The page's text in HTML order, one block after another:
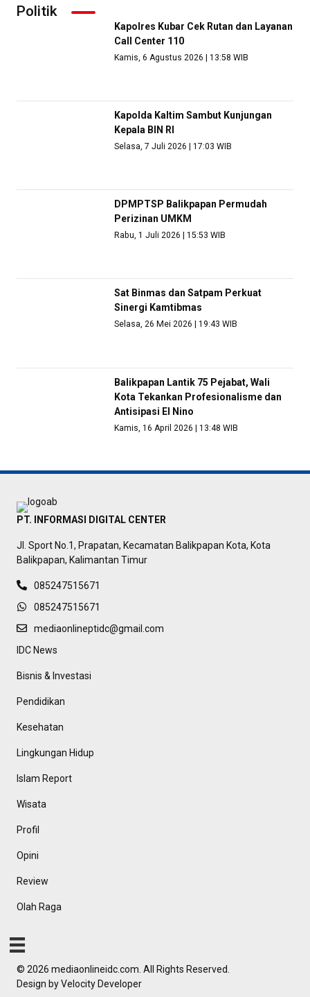
Politik
Kapolres Kubar Cek Rutan dan Layanan
Call Center 110
Kamis, 6 Agustus 2026 | 13:58 WIB
Kapolda Kaltim Sambut Kunjungan
Kepala BIN RI
Selasa, 7 Juli 2026 | 17:03 WIB
DPMPTSP Balikpapan Permudah
Perizinan UMKM
Rabu, 1 Juli 2026 | 15:53 WIB
Sat Binmas dan Satpam Perkuat
Sinergi Kamtibmas
Selasa, 26 Mei 2026 | 19:43 WIB
Balikpapan Lantik 75 Pejabat, Wali
Kota Tekankan Profesionalisme dan
Antisipasi El Nino
Kamis, 16 April 2026 | 13:48 WIB
PT. INFORMASI DIGITAL CENTER
Jl. Sport No.1, Prapatan, Kecamatan Balikpapan Kota, Kota
Balikpapan, Kalimantan Timur
085247515671
085247515671
mediaonlineptidc@gmail.com
IDC News
Bisnis & Investasi
Pendidikan
Kesehatan
Lingkungan Hidup
Islam Report
Wisata
Profil
Opini
Review
Olah Raga
© 2026 mediaonlineidc.com. All Rights Reserved.
Design byVelocity Developer